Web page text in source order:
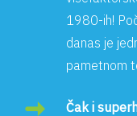
1980-ih!
danas je
pametnom
Čak i